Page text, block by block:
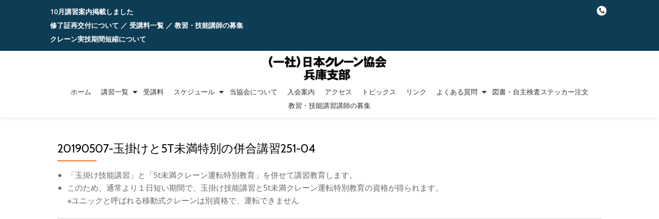
テ
10月講習案内掲載しました
修了証再交付について ／ 受講料一覧 ／ 教習・技能講師の募集
クレーン実技期間短縮について
fa-
ホーム 講習一覧 受講料 スケジュール 当協会について 入会案内 アクセス トピックス リンク よくある質問
図書・自主検査ステッカー注文
教習・技能講習講師の募集
20190507-玉掛けと5T未満特別の併合講習251-04
「玉掛け技能講習」と「5t未満クレーン運転特別教育」を併せて講習教育します。
このため、通常より１日短い期間で、玉掛け技能講習と5t未満クレーン運転特別教育の資格が得られます。
※ユニックと呼ばれる移動式クレーンは別資格で、運転できません